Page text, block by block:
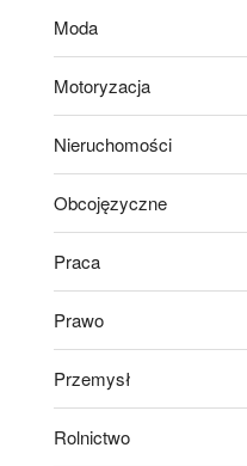
Moda
Motoryzacja
Nieruchomości
Obcojęzyczne
Praca
Prawo
Przemysł
Rolnictwo